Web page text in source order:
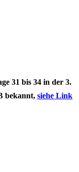
31 bis 34 in der 3.
bekannt, siehe Link